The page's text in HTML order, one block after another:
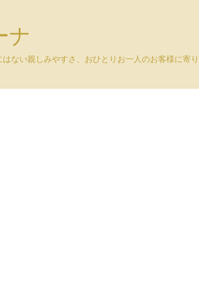
ナ
ない親しみやすさ、おひとりお一人のお客様に寄